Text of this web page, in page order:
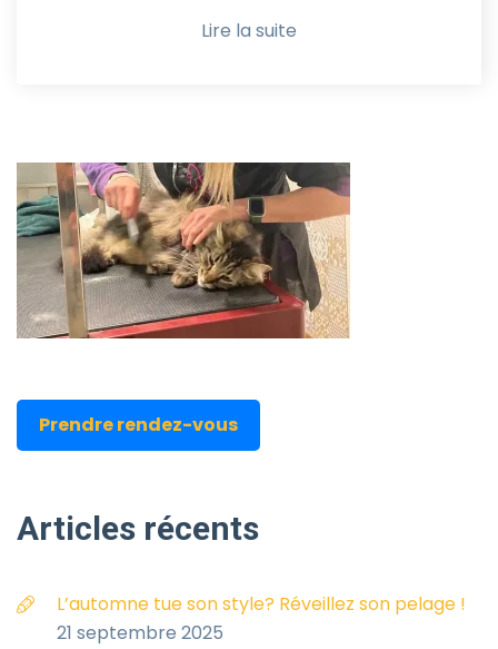
Lire la suite
Prendre rendez-vous
Articles récents
L’automne tue son style? Réveillez son pelage !
21 septembre 2025